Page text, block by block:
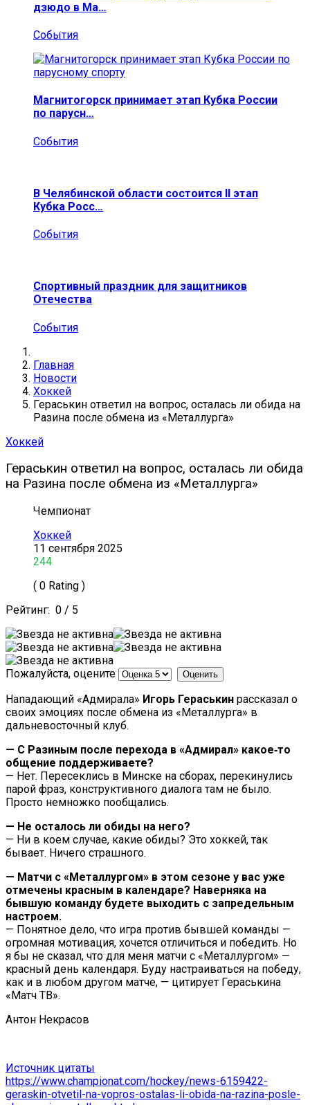
дзюдо в Ма…
События
Магнитогорск принимает этап Кубка России
по парусн…
События
В Челябинской области состоится II этап
Кубка Росс…
События
Спортивный праздник для защитников
Отечества
События
Главная
Новости
Хоккей
Гераськин ответил на вопрос, осталась ли обида на
Разина после обмена из «Металлурга»
Хоккей
Гераськин ответил на вопрос, осталась ли обида
на Разина после обмена из «Металлурга»
Чемпионат
Хоккей
11 сентября 2025
244
( 0 Rating )
Рейтинг: 0 / 5
Пожалуйста, оцените
Нападающий «Адмирала» Игорь Гераськин рассказал о
своих эмоциях после обмена из «Металлурга» в
дальневосточный клуб.
— С Разиным после перехода в «Адмирал» какое‑то
общение поддерживаете?
— Нет. Пересеклись в Минске на сборах, перекинулись
парой фраз, конструктивного диалога там не было.
Просто немножко пообщались.
— Не осталось ли обиды на него?
— Ни в коем случае, какие обиды? Это хоккей, так
бывает. Ничего страшного.
— Матчи с «Металлургом» в этом сезоне у вас уже
отмечены красным в календаре? Наверняка на
бывшую команду будете выходить с запредельным
настроем.
— Понятное дело, что игра против бывшей команды —
огромная мотивация, хочется отличиться и победить. Но
я бы не сказал, что для меня матчи с «Металлургом» —
красный день календаря. Буду настраиваться на победу,
как и в любом другом матче, — цитирует Гераськина
«Матч ТВ».
Антон Некрасов
Источник цитаты
https://www.championat.com/hockey/news-6159422-
geraskin-otvetil-na-vopros-ostalas-li-obida-na-razina-posle-